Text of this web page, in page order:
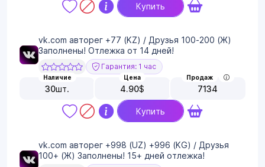
Купить
vk.com авторег +77 (KZ) / Друзья 100-200 (Ж)
Заполнены! Отлежка от 14 дней!
Гарантия: 1 час
Наличие
30шт.
Цена
4.90$
Продаж
7134
Купить
vk.com авторег +998 (UZ) +996 (KG) / Друзья
100+ (Ж) Заполнены! 15+ дней отлежка!